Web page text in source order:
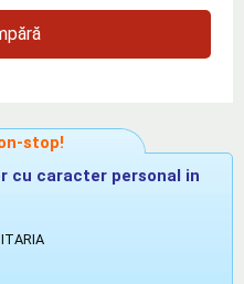
stop!
cu caracter personal in